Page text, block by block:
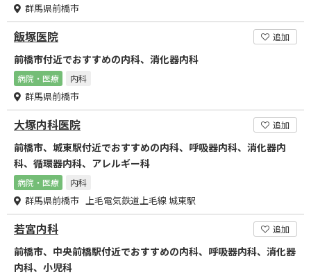
群馬県前橋市
飯塚医院 追加
前橋市付近でおすすめの内科、消化器内科
病院・医療 内科
群馬県前橋市
大塚内科医院 追加
前橋市、城東駅付近でおすすめの内科、呼吸器内科、消化器内
科、循環器内科、アレルギー科
病院・医療 内科
群馬県前橋市 上毛電気鉄道上毛線 城東駅
若宮内科 追加
前橋市、中央前橋駅付近でおすすめの内科、呼吸器内科、消化器
内科、小児科